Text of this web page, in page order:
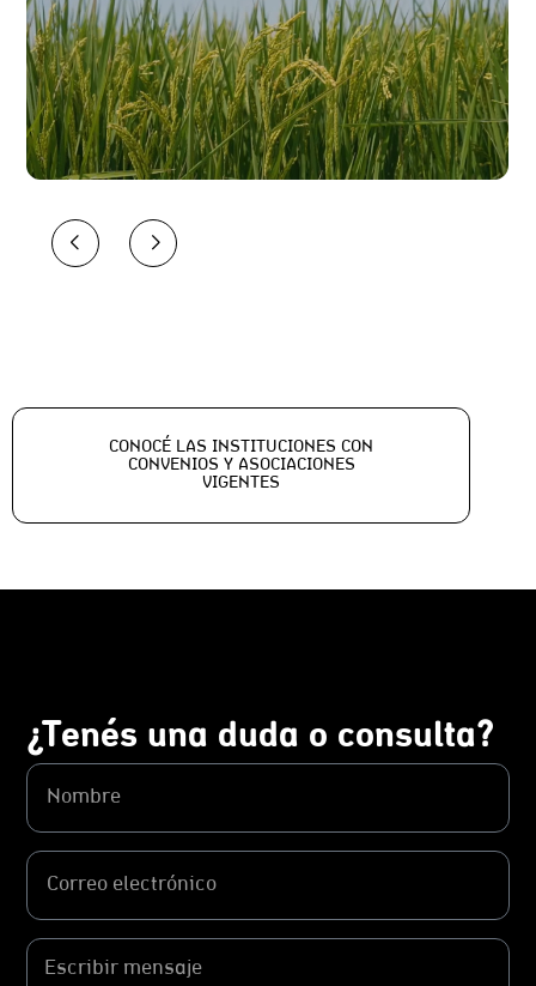
CONOCÉ LAS INSTITUCIONES CON
CONVENIOS Y ASOCIACIONES
VIGENTES
¿Tenés una duda o consulta?